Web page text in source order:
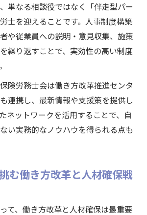
単なる相談役ではなく「伴走型パー
士を迎えることです。人事制度構築
や従業員への説明・意見収集、施策
繰り返すことで、実効性の高い制度
険労務士会は働き方改革推進センタ
連携し、最新情報や支援策を提供し
ネットワークを活用することで、自
い実務的なノウハウを得られる点も
む働き方改革と人材確保戦
て、働き方改革と人材確保は最重要